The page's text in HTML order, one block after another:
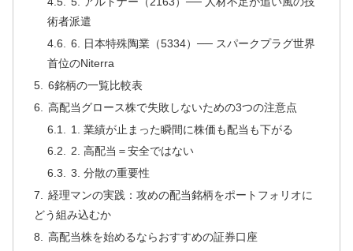
術者派遣
6. 日本特殊陶業（5334）── スパークプラグ世界
首位のNiterra
6銘柄の一覧比較表
高配当グロース株で失敗しないための3つの注意点
1. 業績が止まった瞬間に株価も配当も下がる
2. 高配当＝安全ではない
3. 分散の重要性
経理マンの実践：攻めの配当銘柄をポートフォリオに
どう組み込むか
高配当株を始めるならおすすめの証券口座